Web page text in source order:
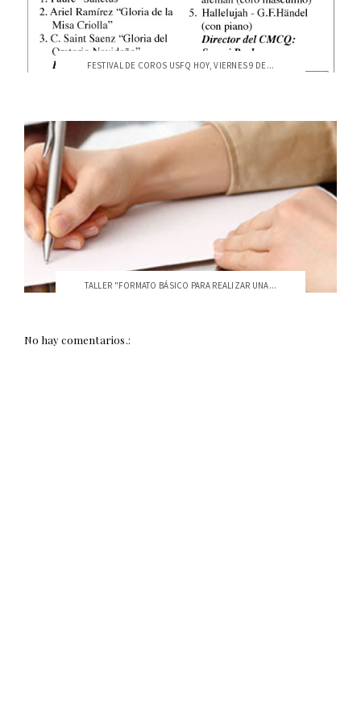
FESTIVAL DE COROS USFQ HOY, VIERNES 9 DE...
TALLER "FORMATO BÁSICO PARA REALIZAR UNA...
No hay comentarios.: